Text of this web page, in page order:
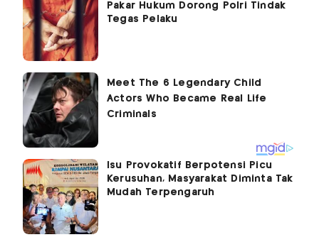
Pakar Hukum Dorong Polri Tindak
Tegas Pelaku
Isu Provokatif Berpotensi Picu
Kerusuhan, Masyarakat Diminta Tak
Mudah Terpengaruh